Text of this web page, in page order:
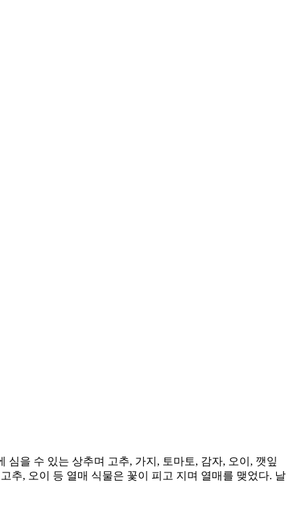
을 수 있는 상추며 고추, 가지, 토마토, 감자, 오이, 깻잎
추, 오이 등 열매 식물은 꽃이 피고 지며 열매를 맺었다. 날